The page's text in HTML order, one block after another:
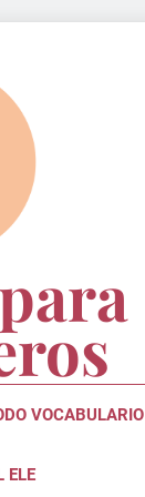
Española
VOCABULARIO
ELE